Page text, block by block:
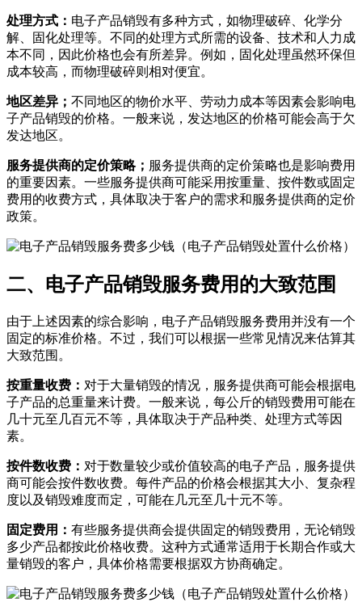
处理方式： 电子产品销毁有多种方式，如物理破碎、化学分
解、固化处理等。不同的处理方式所需的设备、技术和人力成
本不同，因此价格也会有所差异。例如，固化处理虽然环保但
成本较高，而物理破碎则相对便宜。
地区差异； 不同地区的物价水平、劳动力成本等因素会影响电
子产品销毁的价格。一般来说，发达地区的价格可能会高于欠
发达地区。
服务提供商的定价策略； 服务提供商的定价策略也是影响费用
的重要因素。一些服务提供商可能采用按重量、按件数或固定
费用的收费方式，具体取决于客户的需求和服务提供商的定价
政策。
二、电子产品销毁服务费用的大致范围
由于上述因素的综合影响，电子产品销毁服务费用并没有一个
固定的标准价格。不过，我们可以根据一些常见情况来估算其
大致范围。
按重量收费： 对于大量销毁的情况，服务提供商可能会根据电
子产品的总重量来计费。一般来说，每公斤的销毁费用可能在
几十元至几百元不等，具体取决于产品种类、处理方式等因
素。
按件数收费： 对于数量较少或价值较高的电子产品，服务提供
商可能会按件数收费。每件产品的价格会根据其大小、复杂程
度以及销毁难度而定，可能在几元至几十元不等。
固定费用： 有些服务提供商会提供固定的销毁费用，无论销毁
多少产品都按此价格收费。这种方式通常适用于长期合作或大
量销毁的客户，具体价格需要根据双方协商确定。